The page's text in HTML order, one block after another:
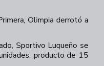
Olimpia derrotó a
Sportivo Luqueño se
producto de 15